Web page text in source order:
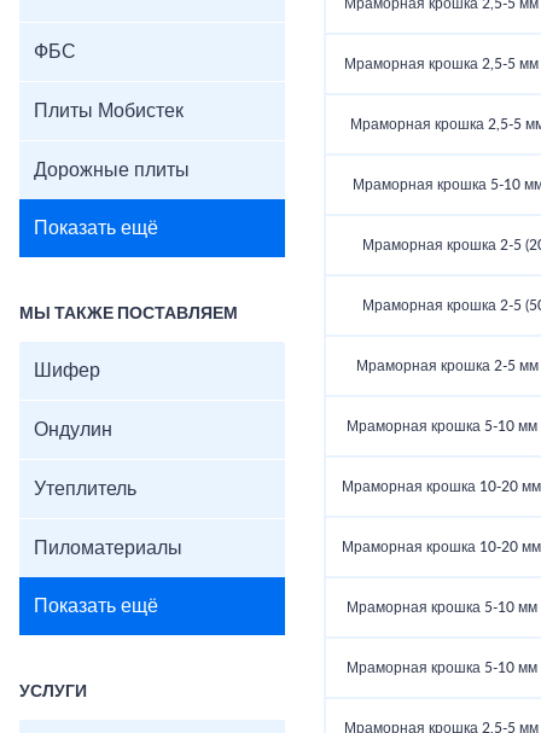
ФБС
Плиты Мобистек
Дорожные плиты
Показать ещё
МЫ ТАКЖЕ ПОСТАВЛЯЕМ
Шифер
Ондулин
Утеплитель
Пиломатериалы
Показать ещё
УСЛУГИ
Мраморная крошка 2,5-5 мм
Мраморная крошка 2,5-5 мм
Мраморная крошка 2,5-5
Мраморная крошка 5-10 мм
Мраморная крошка 2-5 (20
Мраморная крошка 2-5 (50
Мраморная крошка 2-5 мм
Мраморная крошка 5-10 мм
Мраморная крошка 10-20 мм
Мраморная крошка 10-20 мм
Мраморная крошка 5-10 мм
Мраморная крошка 5-10 мм
Мраморная крошка 2,5-5 мм